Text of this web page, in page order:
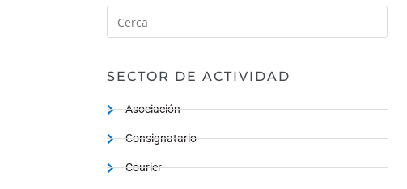
SECTOR DE ACTIVIDAD
Asociación
Consignatario
Courier